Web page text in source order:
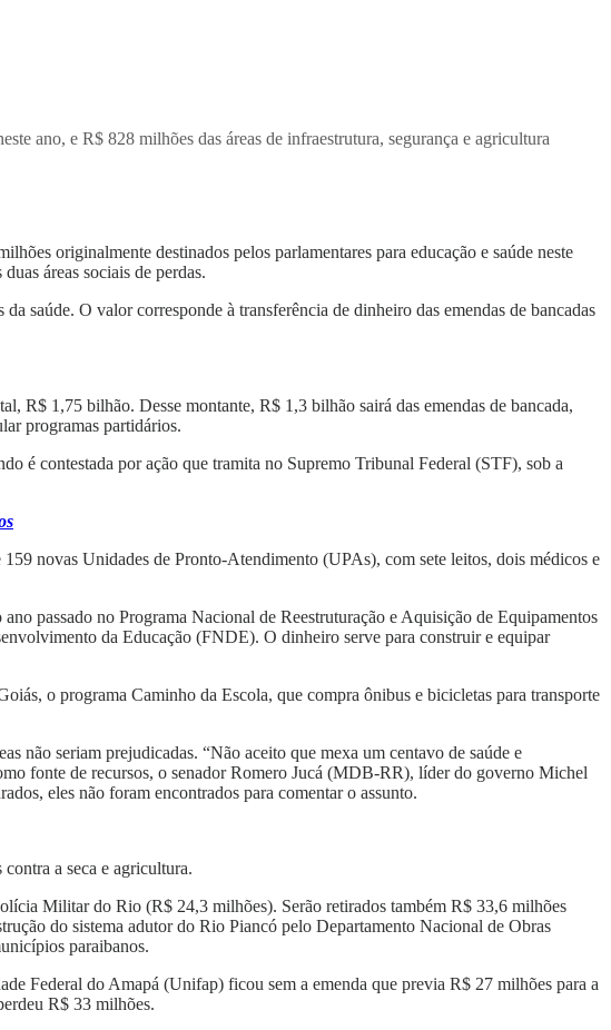
ano, e R$ 828 milhões das áreas de infraestrutura, segurança e agricultura
originalmente destinados pelos parlamentares para educação e saúde neste
áreas sociais de perdas.
saúde. O valor corresponde à transferência de dinheiro das emendas de bancadas
R$ 1,75 bilhão. Desse montante, R$ 1,3 bilhão sairá das emendas de bancada,
programas partidários.
é contestada por ação que tramita no Supremo Tribunal Federal (STF), sob a
novas Unidades de Pronto-Atendimento (UPAs), com sete leitos, dois médicos e
passado no Programa Nacional de Reestruturação e Aquisição de Equipamentos
da Educação (FNDE). O dinheiro serve para construir e equipar
o programa Caminho da Escola, que compra ônibus e bicicletas para transporte
não seriam prejudicadas. “Não aceito que mexa um centavo de saúde e
fonte de recursos, o senador Romero Jucá (MDB-RR), líder do governo Michel
eles não foram encontrados para comentar o assunto.
a seca e agricultura.
Militar do Rio (R$ 24,3 milhões). Serão retirados também R$ 33,6 milhões
do sistema adutor do Rio Piancó pelo Departamento Nacional de Obras
paraibanos.
Federal do Amapá (Unifap) ficou sem a emenda que previa R$ 27 milhões para a
R$ 33 milhões.